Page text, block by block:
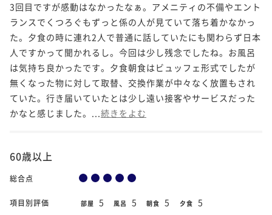
3回目ですが感動はなかったなぁ。アメニティの不備やエント
ランスでくつろぐもずっと係の人が見ていて落ち着かなかっ
た。夕食の時に連れ2人で普通に話していたにも関わらず日本
人ですかって聞かれるし。今回は少し残念でしたね。お風呂
は気持ち良かったです。夕食朝食はビュッフェ形式でしたが
無くなった物に対して取替、交換作業が中々なく放置もされ
ていた。行き届いていたとは少し遠い接客やサービスだった
かなと感じました。... 続きをよむ
60歳以上
総合点
項目別評価 部屋 5 風呂 5 朝食 5 夕食 5